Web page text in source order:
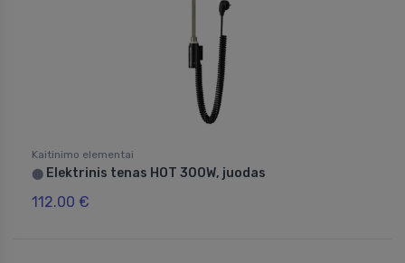
Kaitinimo elementai
⬤ Elektrinis tenas HOT 300W, juodas
112.00 €